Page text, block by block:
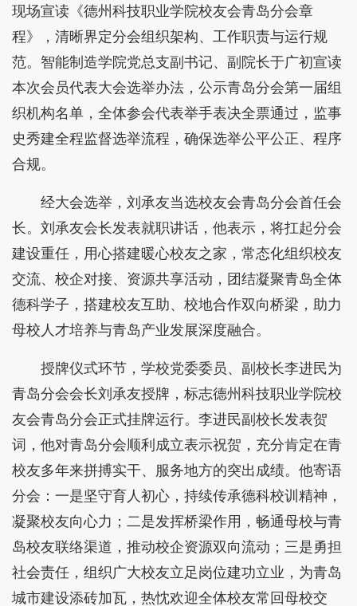
现场宣读《德州科技职业学院校友会青岛分会章
程》，清晰界定分会组织架构、工作职责与运行规
范。智能制造学院党总支副书记、副院长于广初宣读
本次会员代表大会选举办法，公示青岛分会第一届组
织机构名单，全体参会代表举手表决全票通过，监事
史秀建全程监督选举流程，确保选举公平公正、程序
合规。
经大会选举，刘承友当选校友会青岛分会首任会
长。刘承友会长发表就职讲话，他表示，将扛起分会
建设重任，用心搭建暖心校友之家，常态化组织校友
交流、校企对接、资源共享活动，团结凝聚青岛全体
德科学子，搭建校友互助、校地合作双向桥梁，助力
母校人才培养与青岛产业发展深度融合。
授牌仪式环节，学校党委委员、副校长李进民为
青岛分会会长刘承友授牌，标志德州科技职业学院校
友会青岛分会正式挂牌运行。李进民副校长发表贺
词，他对青岛分会顺利成立表示祝贺，充分肯定在青
校友多年来拼搏实干、服务地方的突出成绩。他寄语
分会：一是坚守育人初心，持续传承德科校训精神，
凝聚校友向心力；二是发挥桥梁作用，畅通母校与青
岛校友联络渠道，推动校企资源双向流动；三是勇担
社会责任，组织广大校友立足岗位建功立业，为青岛
城市建设添砖加瓦，热忱欢迎全体校友常回母校交